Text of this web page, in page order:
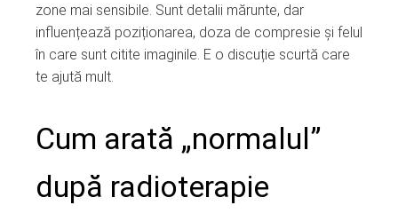
zone mai sensibile. Sunt detalii mărunte, dar
influențează poziționarea, doza de compresie și felul
în care sunt citite imaginile. E o discuție scurtă care
te ajută mult.
Cum arată „normalul”
după radioterapie